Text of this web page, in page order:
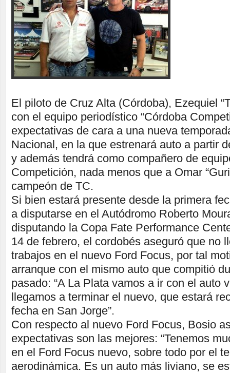
El piloto de Cruz Alta (Córdoba), Ezequiel
con el equipo periodístico “Córdoba
expectativas de cara a una nueva
Nacional, en la que estrenará auto a partir
y además tendrá como compañero de
Competición, nada menos que a Omar
campeón de TC.
Si bien estará presente desde la primera
a disputarse en el Autódromo Roberto
disputando la Copa Fate Performance
14 de febrero, el cordobés aseguró que no
trabajos en el nuevo Ford Focus, por tal
arranque con el mismo auto que compitió
pasado: “A La Plata vamos a ir con el auto
llegamos a terminar el nuevo, que estará
fecha en San Jorge”.
Con respecto al nuevo Ford Focus, Bosio
expectativas son las mejores: “Tenemos
en el Ford Focus nuevo, sobre todo por el
aerodinámica. Es un auto más liviano, se